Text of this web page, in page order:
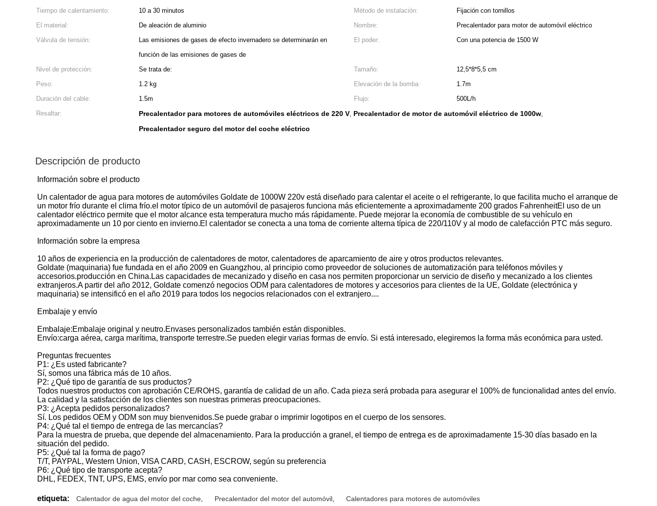
Tiempo de calentamiento:
10 a 30 minutos Método de instalación:
Fijación con tornillos
El material:
De aleación de aluminio Nombre:
Precalentador para motor de automóvil eléctrico
Válvula de tensión:
Las emisiones de gases de efecto invernadero se determinarán en
función de las emisiones de gases de
El poder: Con una potencia de 1500 W
Nivel de protección: Se trata de: Tamaño:
12,5*8*5,5 cm
Peso:
1.2 kg Elevación de la bomba:
1.7m
Duración del cable:
1.5m Flujo:
500L/h
Resaltar:
Precalentador para motores de automóviles eléctricos de 220 V, Precalentador de motor de automóvil eléctrico de 1000w,
Precalentador seguro del motor del coche eléctrico
Descripción de producto
Información sobre el producto
Un calentador de agua para motores de automóviles Goldate de 1000W 220v está diseñado para calentar el aceite o el refrigerante, lo que facilita mucho el arranque de
un motor frío durante el clima frío.el motor típico de un automóvil de pasajeros funciona más eficientemente a aproximadamente 200 grados FahrenheitEl uso de un
calentador eléctrico permite que el motor alcance esta temperatura mucho más rápidamente. Puede mejorar la economía de combustible de su vehículo en
aproximadamente un 10 por ciento en invierno.El calentador se conecta a una toma de corriente alterna típica de 220/110V y al modo de calefacción PTC más seguro.
Información sobre la empresa
10 años de experiencia en la producción de calentadores de motor, calentadores de aparcamiento de aire y otros productos relevantes.
Goldate (maquinaria) fue fundada en el año 2009 en Guangzhou, al principio como proveedor de soluciones de automatización para teléfonos móviles y
accesorios.producción en China.Las capacidades de mecanizado y diseño en casa nos permiten proporcionar un servicio de diseño y mecanizado a los clientes
extranjeros.A partir del año 2012, Goldate comenzó negocios ODM para calentadores de motores y accesorios para clientes de la UE, Goldate (electrónica y
maquinaria) se intensificó en el año 2019 para todos los negocios relacionados con el extranjero....
Embalaje y envío
Embalaje:Embalaje original y neutro.Envases personalizados también están disponibles.
Envío:carga aérea, carga marítima, transporte terrestre.Se pueden elegir varias formas de envío. Si está interesado, elegiremos la forma más económica para usted.
Preguntas frecuentes
P1: ¿Es usted fabricante?
Sí, somos una fábrica más de 10 años.
P2: ¿Qué tipo de garantía de sus productos?
Todos nuestros productos con aprobación CE/ROHS, garantía de calidad de un año. Cada pieza será probada para asegurar el 100% de funcionalidad antes del envío.
La calidad y la satisfacción de los clientes son nuestras primeras preocupaciones.
P3: ¿Acepta pedidos personalizados?
Sí. Los pedidos OEM y ODM son muy bienvenidos.Se puede grabar o imprimir logotipos en el cuerpo de los sensores.
P4: ¿Qué tal el tiempo de entrega de las mercancías?
Para la muestra de prueba, que depende del almacenamiento. Para la producción a granel, el tiempo de entrega es de aproximadamente 15-30 días basado en la
situación del pedido.
P5: ¿Qué tal la forma de pago?
T/T, PAYPAL, Western Union, VISA CARD, CASH, ESCROW, según su preferencia
P6: ¿Qué tipo de transporte acepta?
DHL, FEDEX, TNT, UPS, EMS, envío por mar como sea conveniente.
etiqueta: Calentador de agua del motor del coche Precalentador del motor del automóvil Calentadores para motores de automóviles